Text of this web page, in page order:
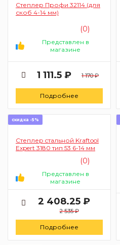
Степлер Профи 32114 (для
скоб 4-14 мм)
(0)
Представлен в
магазине
1 111.5 ₽ 1 170 ₽
Подробнее
скидка -5%
Степлер cтальной Kraftool
Expert 3180 тип 53 6-14 мм
(0)
Представлен в
магазине
2 408.25 ₽
2 535 ₽
Подробнее